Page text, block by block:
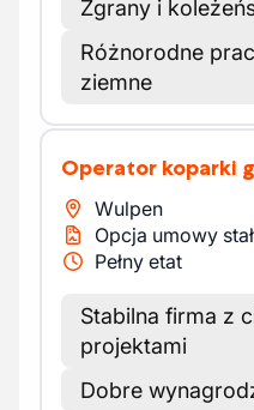
Zgrany i
Różnorodne
ziemne
Operator koparki
Wulpen
Opcja umowy
Pełny etat
Stabilna firma z
projektami
Dobre